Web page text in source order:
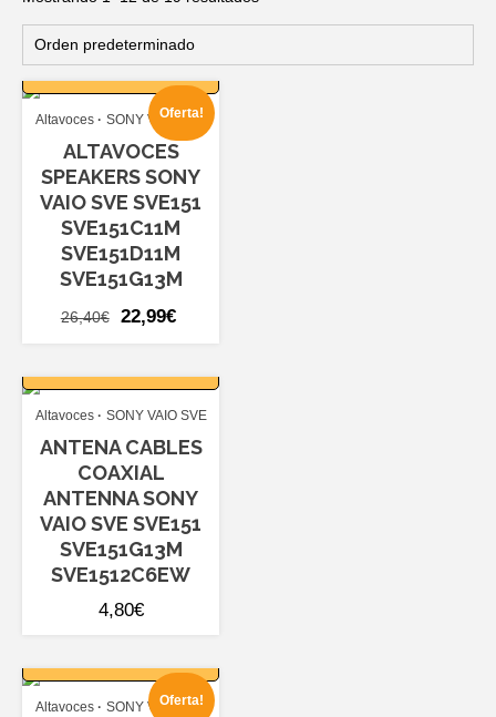
AÑADIR AL
Oferta!
Altavoces SONY VAIO SVE
ALTAVOCES
SPEAKERS SONY
VAIO SVE SVE151
SVE151C11M
SVE151D11M
SVE151G13M
26,40€
El
era:
26,40€.
22,99€
es:
22,99€.
Altavoces SONY VAIO SVE
ANTENA CABLES
COAXIAL
ANTENNA SONY
VAIO SVE SVE151
SVE151G13M
SVE1512C6EW
4,80€
Oferta!
Altavoces SONY VAIO SVE